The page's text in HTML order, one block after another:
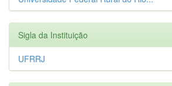
Sigla da Instituição
UFRRJ